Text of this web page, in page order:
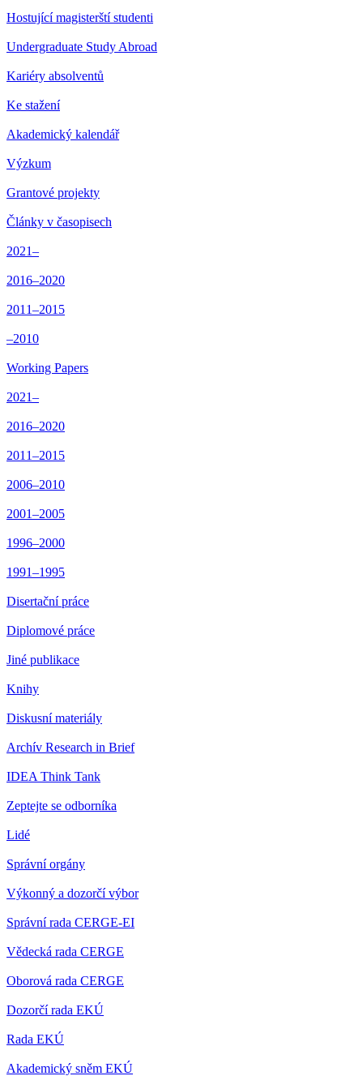
Hostující magisterští studenti
Undergraduate Study Abroad
Kariéry absolventů
Ke stažení
Akademický kalendář
Výzkum
Grantové projekty
Články v časopisech
2021–
2016–2020
2011–2015
–2010
Working Papers
2021–
2016–2020
2011–2015
2006–2010
2001–2005
1996–2000
1991–1995
Disertační práce
Diplomové práce
Jiné publikace
Knihy
Diskusní materiály
Archív Research in Brief
IDEA Think Tank
Zeptejte se odborníka
Lidé
Správní orgány
Výkonný a dozorčí výbor
Správní rada CERGE-EI
Vědecká rada CERGE
Oborová rada CERGE
Dozorčí rada EKÚ
Rada EKÚ
Akademický sněm EKÚ